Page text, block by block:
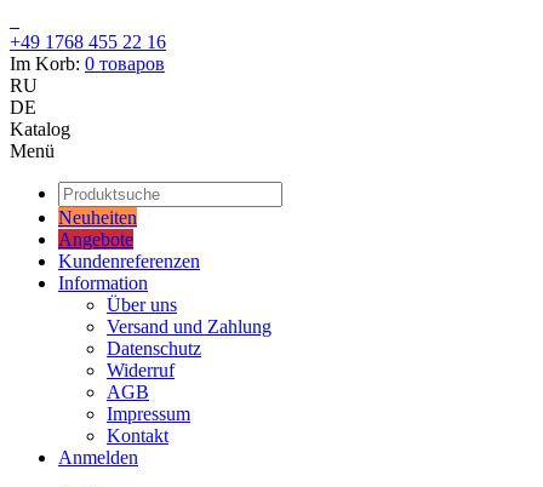
+49 1768 455 22 16
Im Korb: 0 товаров
RU
DE
Katalog
Menü
Neuheiten
Angebote
Kundenreferenzen
Information
Über uns
Versand und Zahlung
Datenschutz
Widerruf
AGB
Impressum
Kontakt
Anmelden